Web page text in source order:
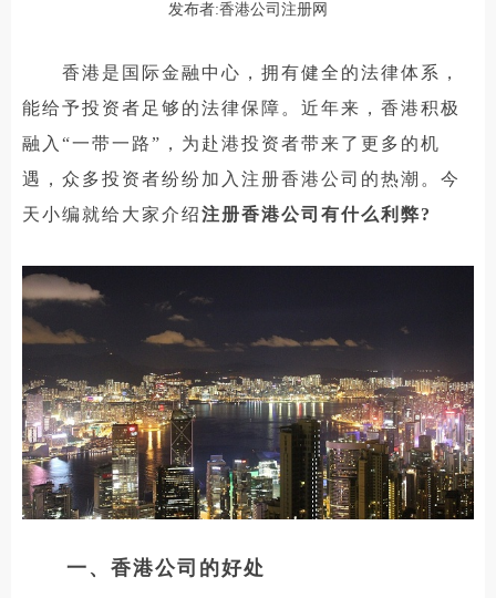
发布者:香港公司注册网
香港是国际金融中心，拥有健全的法律体系，
能给予投资者足够的法律保障。近年来，香港积极
融入“一带一路”，为赴港投资者带来了更多的机
遇，众多投资者纷纷加入注册香港公司的热潮。今
天小编就给大家介绍注册香港公司有什么利弊?
一、香港公司的好处